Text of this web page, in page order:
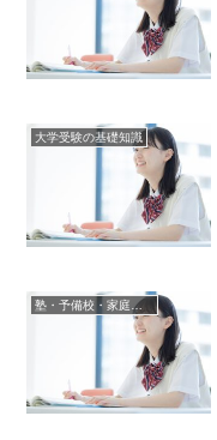
大学受験の基礎知識
塾・予備校・家庭教師情報